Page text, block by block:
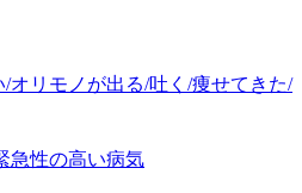
オリモノが出る/吐く/痩せてきた/
急性の高い病気